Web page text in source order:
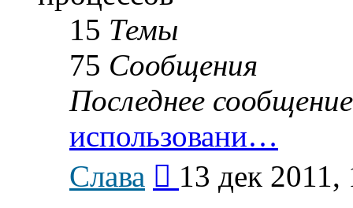
15 Темы
75 Сообщения
Последнее сообщение
использовани…
Слава
последнему
13 дек 2011,